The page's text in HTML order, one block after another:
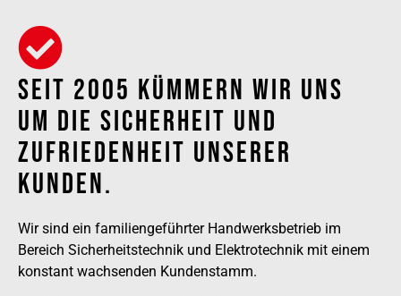
Seit 2005 Kümmern Wir Uns
Um Die Sicherheit Und
Zufriedenheit Unserer
Kunden.
Wir sind ein familiengeführter Handwerksbetrieb im
Bereich Sicherheitstechnik und Elektrotechnik mit einem
konstant wachsenden Kundenstamm.